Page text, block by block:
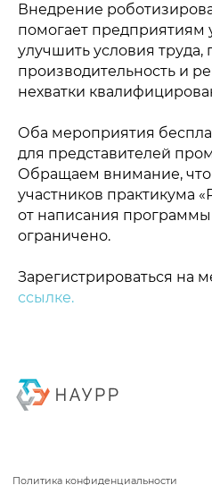
Внедрение
помогает предприятиям
улучшить условия труда,
производительность и
нехватки
Оба мероприятия
для представителей
Обращаем внимание, что
участников практикума
от написания программы
ограничено.
Зарегистрироваться на
ссылке.